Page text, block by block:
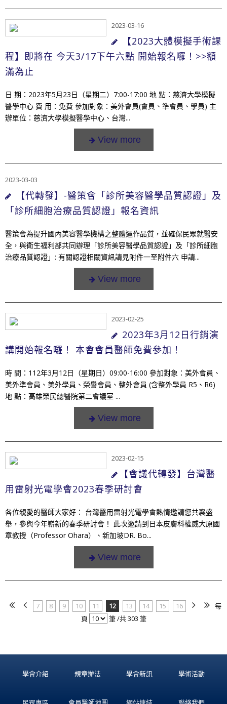
2023-03-16
【2023大體模擬手術課
程】即將在 今天3/17下午六點 開始報名囉！>>額
滿為止
日 期：2023年5月23日（星期二）7:00-17:00 地 點：慈濟大學模擬
醫學中心 費 用：免費 參加對象：美外會員(會員、準會員、學員) 主
辦單位：慈濟大學模擬醫學中心、台灣...
2023-03-03
【代轉發】-醫策會「診所美容醫學品質認證」及
「診所細胞治療品質認證」報名資訊
醫策會為提升國內美容醫學機構之整體運作品質，並確保民眾就醫安
全，與衛生福利部共同辦理「診所美容醫學品質認證」及「診所細胞
治療品質認證」: 有關認證相關資訊請見附件一至附件六 申請...
2023-02-25
2023年3月12日行銷演
講開始報名囉！ 本會會員醫師免費參加！
時 間：112年3月12日（星期日）09:00-16:00 參加對象：美外會員、
美外準會員、美外學員、榮譽會員、整外會員 (含整外學員 R5、R6)
地 點：高雄榮民總醫院第二會議室 ...
2023-02-15
​【會議代轉發】台灣醫
用雷射光電學會2023春季研討會
各位親愛的醫師大家好： 台灣醫用雷射光電學會熱情邀請您共襄盛
舉，參與今年嶄新的春季研討會！ 此次邀請到日本皮膚科權威大原國
章教授（Professor Ohara）、新加坡DR. Bo...
7 8 9 10 11 12 13 14 15 16
每
頁
筆 /共 303 筆
學會介紹 規章辦法 學會新訊 學術活動